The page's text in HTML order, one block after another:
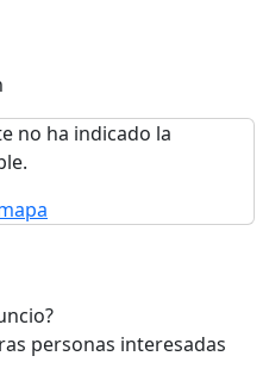
no ha indicado la
personas interesadas